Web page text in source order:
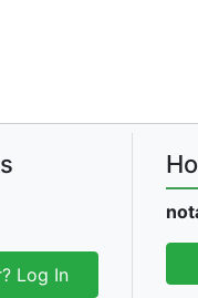
Log In